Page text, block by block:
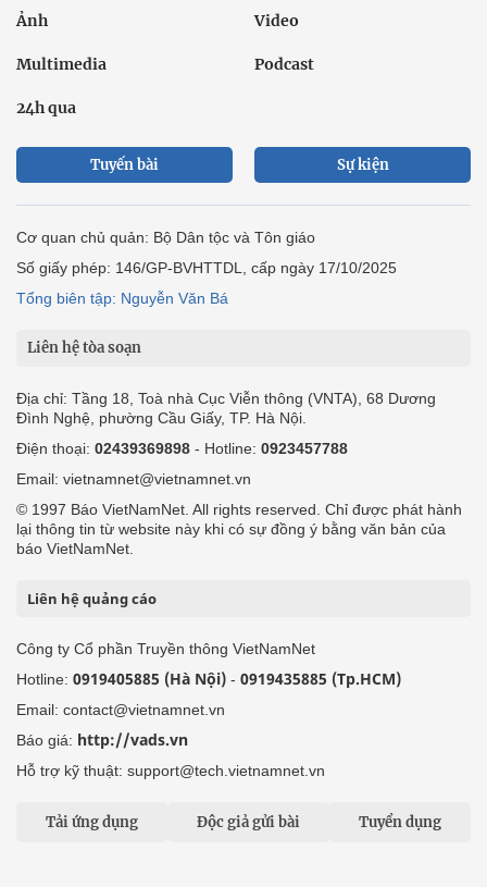
Ảnh Video
Multimedia Podcast
24h qua
Tuyến bài Sự kiện
Cơ quan chủ quản: Bộ Dân tộc và Tôn giáo
Số giấy phép: 146/GP-BVHTTDL, cấp ngày 17/10/2025
Tổng biên tập: Nguyễn Văn Bá
Liên hệ tòa soạn
Địa chỉ: Tầng 18, Toà nhà Cục Viễn thông (VNTA), 68 Dương
Đình Nghệ, phường Cầu Giấy, TP. Hà Nội.
Điện thoại: 02439369898 - Hotline: 0923457788
Email: vietnamnet@vietnamnet.vn
© 1997 Báo VietNamNet. All rights reserved. Chỉ được phát hành
lại thông tin từ website này khi có sự đồng ý bằng văn bản của
báo VietNamNet.
Liên hệ quảng cáo
Công ty Cổ phần Truyền thông VietNamNet
Hotline: 0919405885 (Hà Nội) - 0919435885 (Tp.HCM)
Email: contact@vietnamnet.vn
Báo giá: http://vads.vn
Hỗ trợ kỹ thuật: support@tech.vietnamnet.vn
Tải ứng dụng Độc giả gửi bài Tuyển dụng